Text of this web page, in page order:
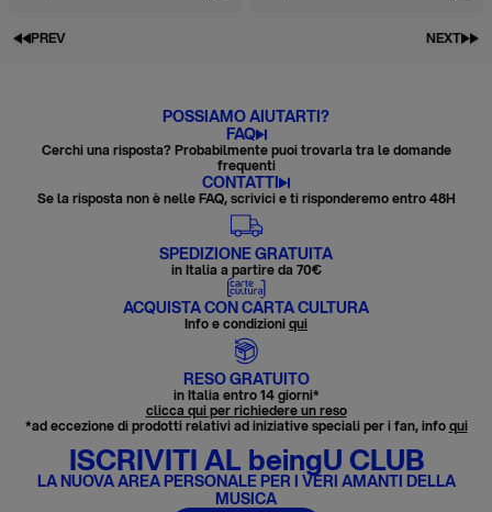
PREV NEXT
POSSIAMO AIUTARTI?
FAQ
Cerchi una risposta? Probabilmente puoi trovarla tra le domande
frequenti
CONTATTI
Se la risposta non è nelle FAQ, scrivici e ti risponderemo entro 48H
SPEDIZIONE GRATUITA
in Italia a partire da 70€
ACQUISTA CON CARTA CULTURA
Info e condizioniqui
RESO GRATUITO
in Italia entro 14 giorni*
clicca qui per richiedere un reso
*ad eccezione di prodotti relativi ad iniziative speciali per i fan, infoqui
ISCRIVITI AL beingU CLUB
LA NUOVA AREA PERSONALE PER I VERI AMANTI DELLA
MUSICA